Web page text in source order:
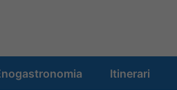
Itinerari